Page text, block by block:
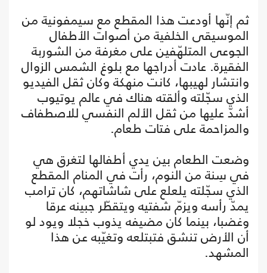
ثم إنّها أودعت هذا المقطع مع سيمفونية من
الموسيقى الخلفية من أصوات الأطفال
الجوعى المتلهّفين على مغرفة من الشوربة
الفقيرة. عادت أدراجها مع بلوغ الشمس الزوال
وانتشار لهيبها، كانت منهكة وكان ثقل الفيديو
الذي سجّلته وألقته هناك في عالم يوتيوب
أشدّ عليها من ثقل الألم النفسي للاصطفاف
والمزاحمة على فتات طعام.
وضعت الطعام بين يدي أطفالها لتغرق هي
في سِنة من النوم، رأت في المنام المقطع
الذي سجّلته يلعلع على شاشاتهم، كان ترامب
يمدّ رأسه ويزمّ شفتيه ويتقطّر جبينه عرقا
وغضبا، بينما كان مضيفه يذوب خجلا ويود لو
أن الأرض تنشق فتبتلعه وتغيّبه عن هذا
المشهد.